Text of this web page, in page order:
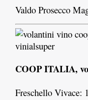
Valdo Prosecco
COOP ITALIA,
Freschello Vivace: